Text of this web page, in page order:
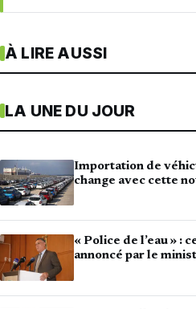
À LIRE AUSSI
LA UNE DU JOUR
Importation de
change avec cette
« Police de l’eau » :
annoncé par le